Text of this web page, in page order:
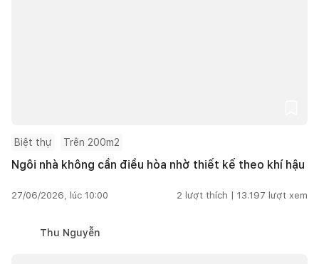
Biệt thự Trên 200m2
Ngôi nhà không cần điều hòa nhờ thiết kế theo khí hậu
27/06/2026, lúc 10:00 2 lượt thích | 13.197 lượt xem
Thu Nguyễn